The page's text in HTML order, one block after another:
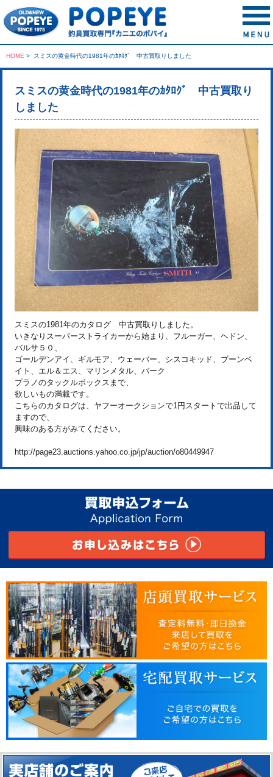
HOME > スミスの黄金時代の1981年のｶﾀﾛｸﾞ 中古買取りしました
スミスの黄金時代の1981年のｶﾀﾛｸﾞ 中古買取り
しました
スミスの1981年のカタログ 中古買取りしました。
いきなりスーパーストライカーから始まり、フルーガー、ヘドン、
バルサ５０、
ゴールデンアイ、ギルモア、ウェーバー、シスコキッド、ブーンベ
イト、エル＆エス、マリンメタル、バーク
プラノのタックルボックスまで、
欲しいもの満載です。
こちらのカタログは、ヤフーオークションで1円スタートで出品して
ますので、
興味のある方がみてください。
http://page23.auctions.yahoo.co.jp/jp/auction/o80449947